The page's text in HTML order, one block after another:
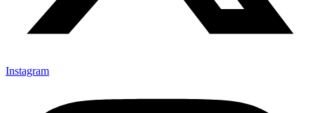
Instagram